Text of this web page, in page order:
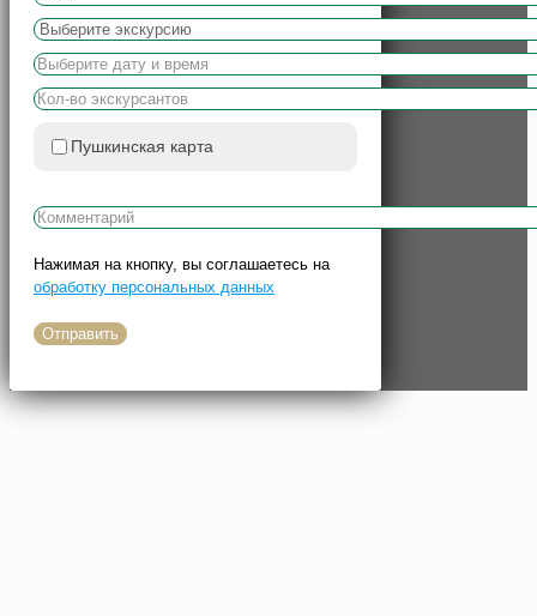
Пушкинская карта
Нажимая на кнопку, вы соглашаетесь на
обработку персональных данных